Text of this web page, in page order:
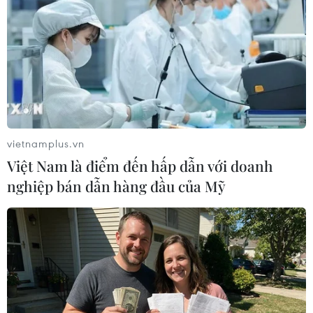
Theo dõi VietnamPlus
TIN LIÊN QUAN
vietnamplus.vn
Việt Nam là điểm đến hấp dẫn với doanh
nghiệp bán dẫn hàng đầu của Mỹ